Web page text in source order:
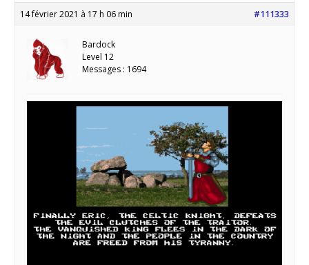
14 février 2021 à 17 h 06 min #111333
Bardock
Level 12
Messages : 1694